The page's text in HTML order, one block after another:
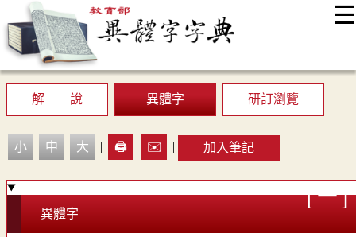
☰
最新消息
顯示模式
網站導覽
解 說
異體字 研訂瀏覽
小 中 大 | 🖨️ ✉️ | 加入筆記
異體字